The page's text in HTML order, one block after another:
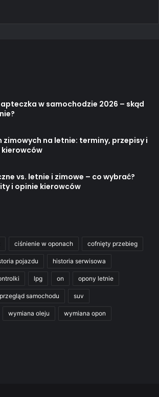
w samochodzie 2026 – skąd
zimowych na letnie: terminy, przepisy i
vs. letnie i zimowe – co wybrać?
i opinie kierowców
ciśnienie w oponach cofnięty przebieg
pojazdu historia serwisowa
lpg on opony letnie
przegląd samochodu suv
wymiana oleju wymiana opon